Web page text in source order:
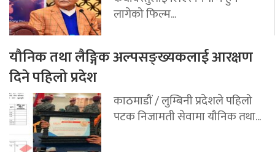
लागेको फिल्म...
यौनिक तथा लैङ्गिक अल्पसङ्ख्यकलाई आरक्षण
दिने पहिलो प्रदेश
काठमाडौं / लुम्बिनी प्रदेशले पहिलो
पटक निजामती सेवामा यौनिक तथा...